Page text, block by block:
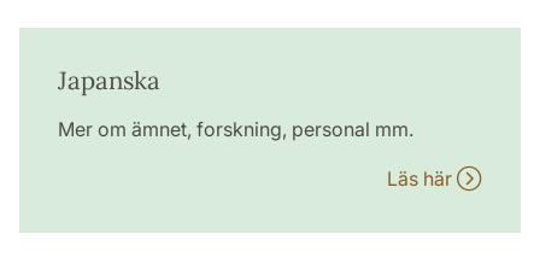
Japanska
Mer om ämnet, forskning, personal mm.
Läs här